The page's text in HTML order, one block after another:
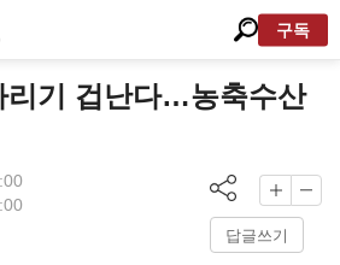
구독
리기 겁난다…농축수산
답글쓰기